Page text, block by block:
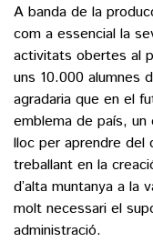
A banda de la
com a essencial la
activitats obertes al
uns 10.000 alumnes
agradaria que en el
emblema de país, un
lloc per aprendre
treballant en la
d’alta muntanya a la
molt necessari el
administració.